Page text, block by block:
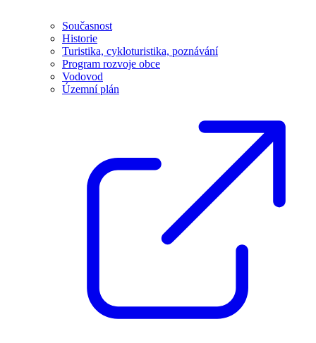
Současnost
Historie
Turistika, cykloturistika, poznávání
Program rozvoje obce
Vodovod
Územní plán